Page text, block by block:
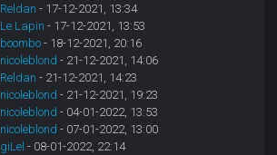
Reldan - 17-12-2021, 13:34
Le Lapin - 17-12-2021, 13:53
boombo - 18-12-2021, 20:16
nicoleblond - 21-12-2021, 14:06
Reldan - 21-12-2021, 14:23
nicoleblond - 21-12-2021, 19:23
nicoleblond - 04-01-2022, 13:53
nicoleblond - 07-01-2022, 13:00
giLel - 08-01-2022, 22:14